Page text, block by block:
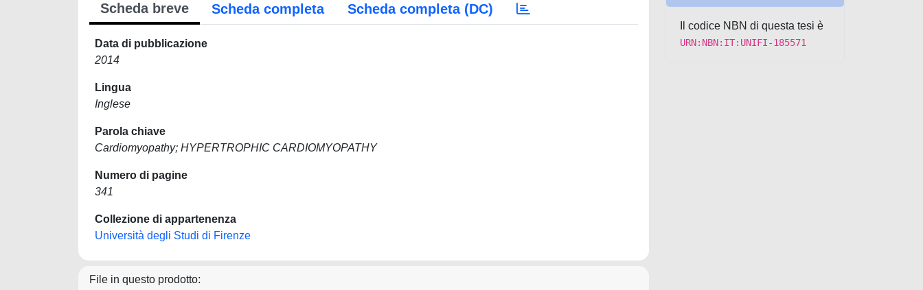
Scheda breve Scheda completa Scheda completa (DC)
Data di pubblicazione
2014
Lingua
Inglese
Parola chiave
Cardiomyopathy; HYPERTROPHIC CARDIOMYOPATHY
Numero di pagine
341
Collezione di appartenenza
Università degli Studi di Firenze
File in questo prodotto:
Il codice NBN di questa tesi è
URN:NBN:IT:UNIFI-185571